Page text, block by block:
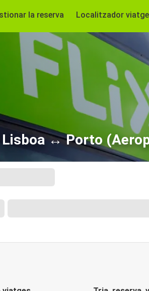
la reserva Localitzador viatge
Lisboa ↔ Porto